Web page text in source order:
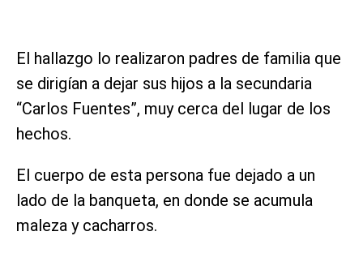
El hallazgo lo realizaron padres de familia que
se dirigían a dejar sus hijos a la secundaria
“Carlos Fuentes”, muy cerca del lugar de los
hechos.
El cuerpo de esta persona fue dejado a un
lado de la banqueta, en donde se acumula
maleza y cacharros.